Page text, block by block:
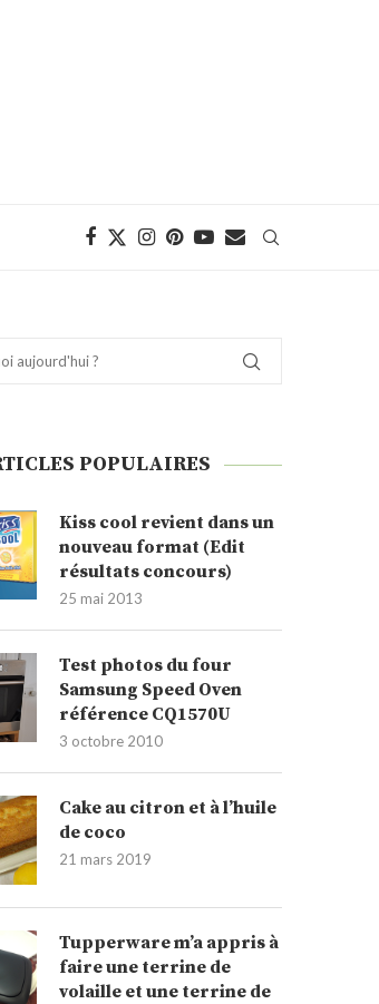
POPULAIRES
Kiss cool revient dans un
nouveau format (Edit
résultats concours)
25 mai 2013
Test photos du four
Samsung Speed Oven
référence CQ1570U
3 octobre 2010
Cake au citron et à l’huile
de coco
21 mars 2019
Tupperware m’a appris à
faire une terrine de
volaille et une terrine de